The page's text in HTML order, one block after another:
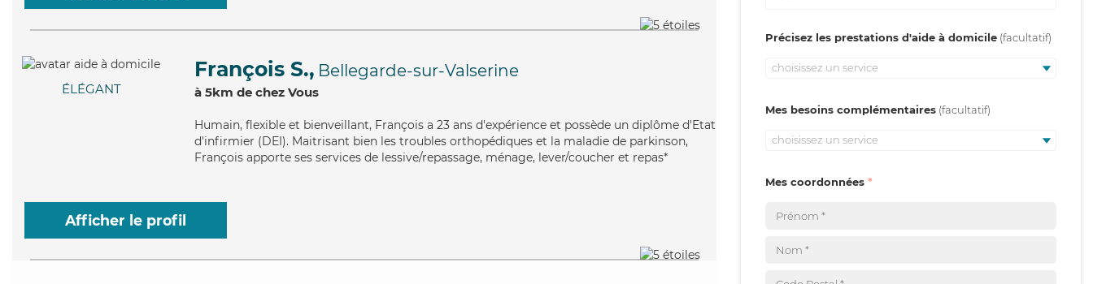
ÉLÉGANT
François S., Bellegarde-sur-Valserine
à 5km de chez Vous
Humain, flexible et bienveillant, François a 23 ans d'expérience et possède un diplôme d'Etat
d'infirmier (DEI). Maitrisant bien les troubles orthopédiques et la maladie de parkinson,
François apporte ses services de lessive/repassage, ménage, lever/coucher et repas*
Afficher le profil
Précisez les prestations d'aide à domicile
choisissez un service
Mes besoins complémentaires
choisissez un service
Mes coordonnées